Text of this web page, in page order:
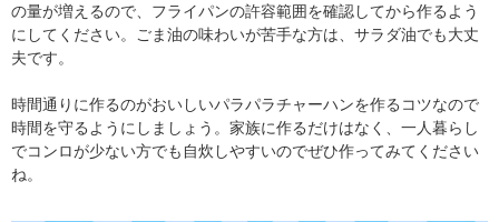
の量が増えるので、フライパンの許容範囲を確認してから作るよう
にしてください。ごま油の味わいが苦手な方は、サラダ油でも大丈
夫です。
時間通りに作るのがおいしいパラパラチャーハンを作るコツなので
時間を守るようにしましょう。家族に作るだけはなく、一人暮らし
でコンロが少ない方でも自炊しやすいのでぜひ作ってみてください
ね。